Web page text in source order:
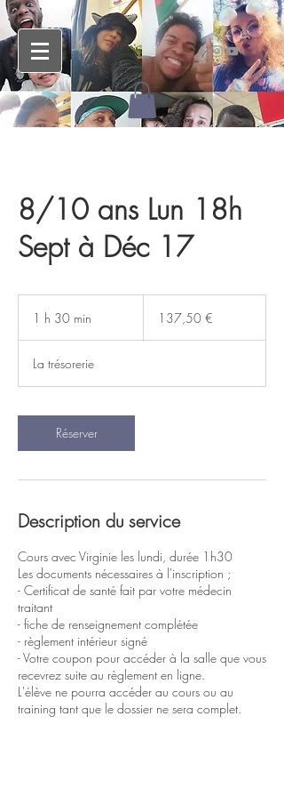
8/10 ans Lun 18h
Sept à Déc 17
1 h 30 min
m
i
137,50 €
La trésorerie
Réserver
Description du service
Cours avec Virginie les lundi, durée 1h30
Les documents nécessaires à l'inscription ;
- Certificat de santé fait par votre médecin
traitant
- fiche de renseignement complétée
- règlement intérieur signé
- Votre coupon pour accéder à la salle que vous
recevrez suite au règlement en ligne.
L'élève ne pourra accéder au cours ou au
training tant que le dossier ne sera complet.